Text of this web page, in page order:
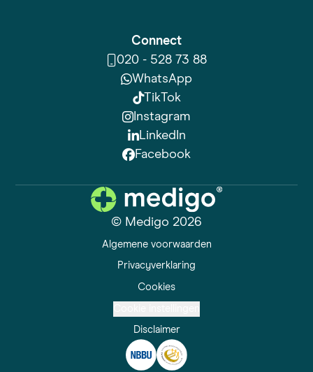
Connect
020 - 528 73 88
WhatsApp
TikTok
Instagram
LinkedIn
Facebook
© Medigo 2026
Algemene voorwaarden
Privacyverklaring
Cookies
Disclaimer